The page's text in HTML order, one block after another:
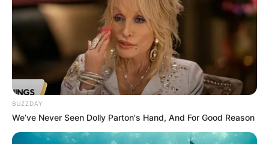
Hier geht es zu den Ausflugszielen und
Sehenswürdigkeiten im unmittelbarenUmland von
Tangermündeund hier zuStadt- und Erlebnistouren
Ausflug hier eintragen
Urlaub, Ausflug und Ferien in ganz
Deutschland
BUZZDAY
We’ve Never Seen Dolly Parton's Hand, And For Good Reason